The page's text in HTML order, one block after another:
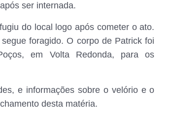
ser internada.
do local logo após cometer o ato.
foragido. O corpo de Patrick foi
em Volta Redonda, para os
e informações sobre o velório e o
desta matéria.